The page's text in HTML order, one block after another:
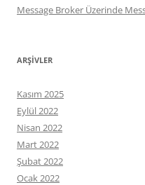
Message Broker Üzerinde
ARŞIVLER
Kasım 2025
Eylül 2022
Nisan 2022
Mart 2022
Şubat 2022
Ocak 2022